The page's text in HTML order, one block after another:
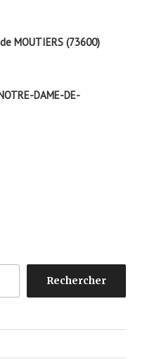
MOUTIERS (73600)
DAME-DE-
Rechercher